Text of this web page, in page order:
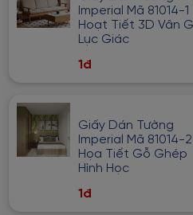
Giấy Dán Kính Mã 83142 Hoa
Imperial Mã 81014-1
Hoạt Tiết 3D Vân
Lục Giác
1đ
Giấy Dán Tường
Imperial Mã 81014-2
Họa Tiết Gỗ Ghép
Hình Học
1đ